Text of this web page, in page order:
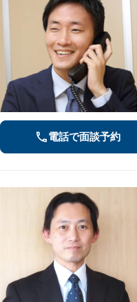
電話で面談予約